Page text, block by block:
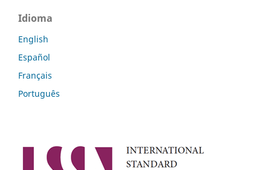
Idioma
English
Español
Français
Português